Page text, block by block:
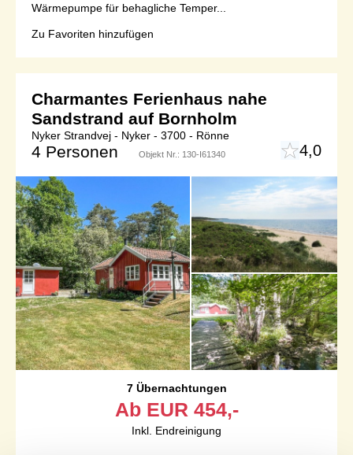
Wärmepumpe für behagliche Temper...
Zu Favoriten hinzufügen
Charmantes Ferienhaus nahe
Sandstrand auf Bornholm
Nyker Strandvej - Nyker - 3700 - Rönne
4 Personen Objekt Nr.: 130-I61340 4,0
7 Übernachtungen
Ab EUR 454,-
Inkl. Endreinigung